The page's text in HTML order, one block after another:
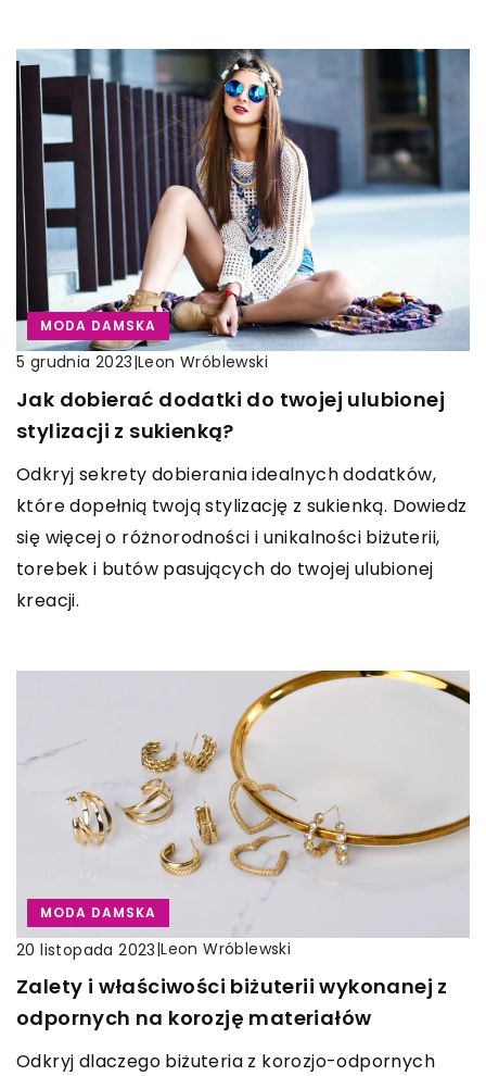
MODA DAMSKA
5 grudnia 2023|Leon Wróblewski
Jak dobierać dodatki do twojej ulubionej
stylizacji z sukienką?
Odkryj sekrety dobierania idealnych dodatków,
które dopełnią twoją stylizację z sukienką. Dowiedz
się więcej o różnorodności i unikalności biżuterii,
torebek i butów pasujących do twojej ulubionej
kreacji.
MODA DAMSKA
20 listopada 2023|Leon Wróblewski
Zalety i właściwości biżuterii wykonanej z
odpornych na korozję materiałów
Odkryj dlaczego biżuteria z korozjo-odpornych